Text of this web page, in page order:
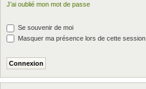
J’ai oublié mon mot de passe
Se souvenir de moi
Masquer ma présence lors de cette session